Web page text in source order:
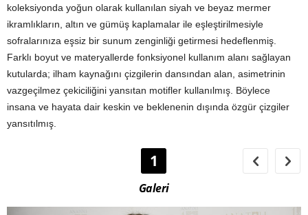
koleksiyonda yoğun olarak kullanılan siyah ve beyaz mermer
ikramlıkların, altın ve gümüş kaplamalar ile eşleştirilmesiyle
sofralarınıza eşsiz bir sunum zenginliği getirmesi hedeflenmiş.
Farklı boyut ve materyallerde fonksiyonel kullanım alanı sağlayan
kutularda; ilham kaynağını çizgilerin dansından alan, asimetrinin
vazgeçilmez çekiciliğini yansıtan motifler kullanılmış. Böylece
insana ve hayata dair keskin ve beklenenin dışında özgür çizgiler
yansıtılmış.
1
Galeri